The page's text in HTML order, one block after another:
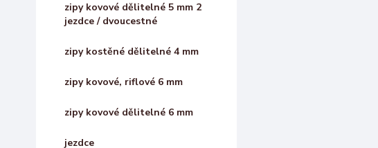
zipy kovové dělitelné 5 mm 2
jezdce / dvoucestné
zipy kostěné dělitelné 4 mm
zipy kovové, riflové 6 mm
zipy kovové dělitelné 6 mm
jezdce